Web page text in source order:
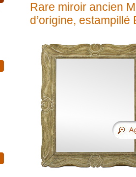
Rare miroir ancien
d’origine, estampillé